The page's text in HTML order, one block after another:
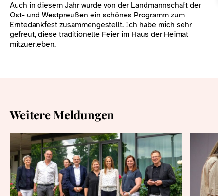
Auch in diesem Jahr wurde von der Landmannschaft der
Ost- und Westpreußen ein schönes Programm zum
Erntedankfest zusammengestellt. Ich habe mich sehr
gefreut, diese traditionelle Feier im Haus der Heimat
mitzuerleben.
Weitere Meldungen